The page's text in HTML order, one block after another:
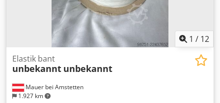
1 / 12
Mauer bei Amstetten
1.927 km
Elastik bant
unbekannt unbekannt